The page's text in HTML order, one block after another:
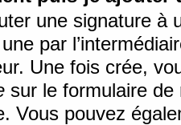
une signature à
par
Une fois crée,
sur le formulaire de
Vous pouvez